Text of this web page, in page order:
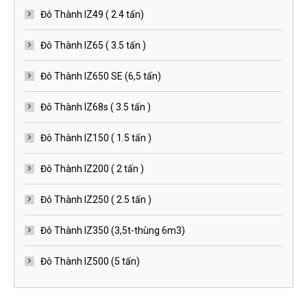
Đô Thành IZ49 ( 2.4 tấn)
Đô Thành IZ65 ( 3.5 tấn )
Đô Thành IZ650 SE (6,5 tấn)
Đô Thành IZ68s ( 3.5 tấn )
Đô Thành IZ150 ( 1.5 tấn )
Đô Thành IZ200 ( 2 tấn )
Đô Thành IZ250 ( 2.5 tấn )
Đô Thành IZ350 (3,5t-thùng 6m3)
Đô Thành IZ500 (5 tấn)